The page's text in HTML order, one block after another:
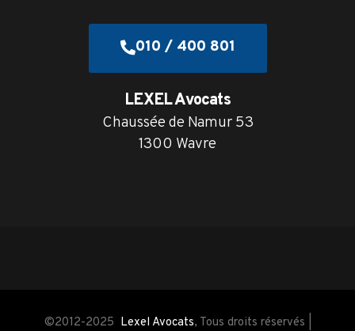
010 / 400 801
LEXEL Avocats
Chaussée de Namur 53
1300 Wavre
©2012-2025 Lexel Avocats, Tous droits réservés |